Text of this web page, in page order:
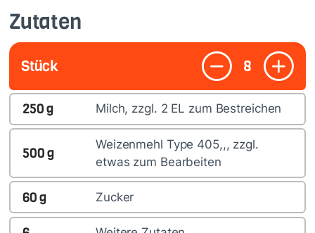
Zutaten
Stück 8
250g Milch, zzgl. 2 EL zum Bestreichen
500g
Weizenmehl Type 405,,, zzgl.
etwas zum Bearbeiten
60g Zucker